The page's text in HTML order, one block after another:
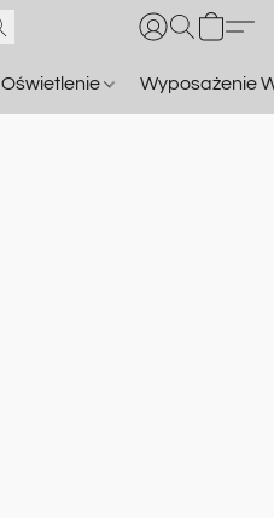
Oświetlenie Wyposażenie